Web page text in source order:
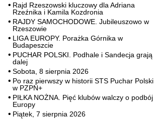
Rajd Rzeszowski kluczowy dla Adriana
Rzeźnika i Kamila Kozdronia
RAJDY SAMOCHODOWE. Jubileuszowo w
Rzeszowie
LIGA EUROPY. Porażka Górnika w
Budapeszcie
PUCHAR POLSKI. Podhale i Sandecja grają
dalej
Sobota, 8 sierpnia 2026
Po raz pierwszy w historii STS Puchar Polski
w PZPN+
PIŁKA NOŻNA. Pięć klubów walczy o podbój
Europy
Piątek, 7 sierpnia 2026